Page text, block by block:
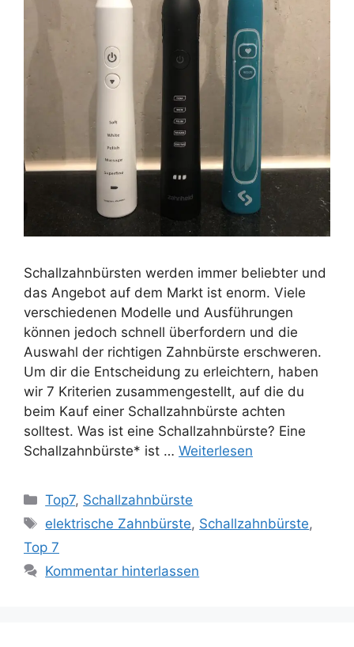
Schallzahnbürsten werden immer beliebter und
das Angebot auf dem Markt ist enorm. Viele
verschiedenen Modelle und Ausführungen
können jedoch schnell überfordern und die
Auswahl der richtigen Zahnbürste erschweren.
Um dir die Entscheidung zu erleichtern, haben
wir 7 Kriterien zusammengestellt, auf die du
beim Kauf einer Schallzahnbürste achten
solltest. Was ist eine Schallzahnbürste? Eine
Schallzahnbürste* ist … Weiterlesen
Kategorien
Top7, Schallzahnbürste
Schlagwörter
elektrische Zahnbürste, Schallzahnbürste,
Top 7
Kommentar hinterlassen